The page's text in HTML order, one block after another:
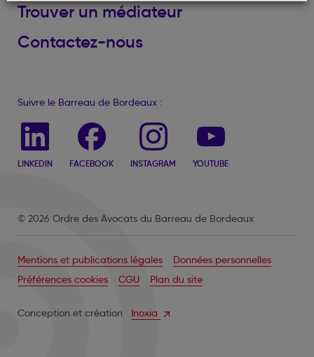
Trouver un médiateur
Contactez-nous
Suivre le Barreau de Bordeaux :
LINKEDIN FACEBOOK INSTAGRAM YOUTUBE
© 2026 Ordre des Avocats du Barreau de Bordeaux
Mentions et publications légales
Données personnelles
Préférences cookies
CGU Plan du site
Conception et création Inoxia